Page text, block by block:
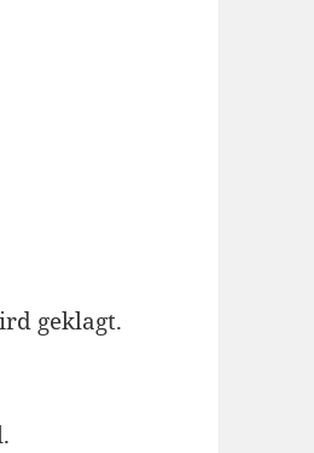
geklagt.